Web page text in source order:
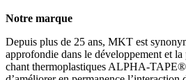
Notre marque
Depuis plus de 25 ans, MKT est
approfondie dans le développement et
chant thermoplastiques ALPHA-